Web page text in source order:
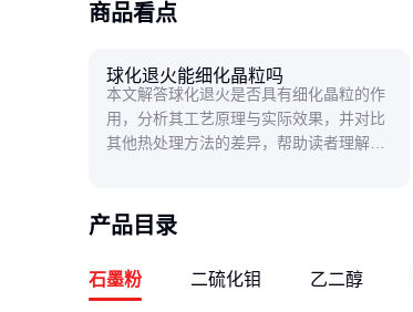
商品看点
球化退火能细化晶粒吗
本文解答球化退火是否具有细化晶粒的作
用，分析其工艺原理与实际效果，并对比
其他热处理方法的差异，帮助读者理解球
产品目录
石墨粉 二硫化钼 乙二醇